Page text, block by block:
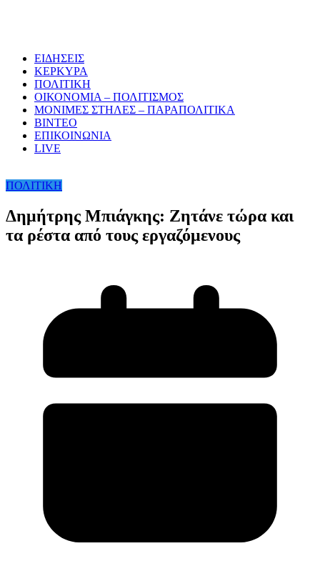
ΕΙΔΗΣΕΙΣ
ΚΕΡΚΥΡΑ
ΠΟΛΙΤΙΚΗ
ΟΙΚΟΝΟΜΙΑ – ΠΟΛΙΤΙΣΜΟΣ
ΜΟΝΙΜΕΣ ΣΤΗΛΕΣ – ΠΑΡΑΠΟΛΙΤΙΚΑ
ΒΙΝΤΕΟ
ΕΠΙΚΟΙΝΩΝΙΑ
LIVE
ΠΟΛΙΤΙΚΗ
Δημήτρης Μπιάγκης: Ζητάνε τώρα και
τα ρέστα από τους εργαζόμενους